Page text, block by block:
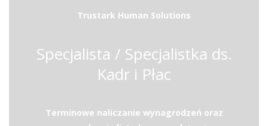
Trustark Human Solutions
Specjalista / Specjalistka ds.
Kadr i Płac
Terminowe naliczanie wynagrodzeń oraz